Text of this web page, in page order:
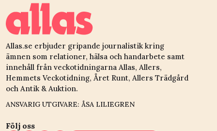
Allas.se erbjuder gripande journalistik kring
ämnen som relationer, hälsa och handarbete samt
innehåll från veckotidningarna Allas, Allers,
Hemmets Veckotidning, Året Runt, Allers Trädgård
och Antik & Auktion.
ANSVARIG UTGIVARE: ÅSA LILIEGREN
Följ oss